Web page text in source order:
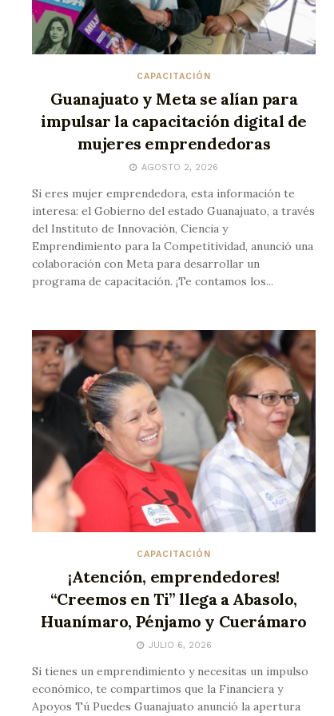
CAPACITACIÓN
Guanajuato y Meta se alían para
impulsar la capacitación digital de
mujeres emprendedoras
AGOSTO 2, 2026
Si eres mujer emprendedora, esta información te
interesa: el Gobierno del estado Guanajuato, a través
del Instituto de Innovación, Ciencia y
Emprendimiento para la Competitividad, anunció una
colaboración con Meta para desarrollar un
programa de capacitación. ¡Te contamos los...
CAPACITACIÓN
¡Atención, emprendedores!
“Creemos en Ti” llega a Abasolo,
Huanímaro, Pénjamo y Cuerámaro
JULIO 6, 2026
Si tienes un emprendimiento y necesitas un impulso
económico, te compartimos que la Financiera y
Apoyos Tú Puedes Guanajuato anunció la apertura